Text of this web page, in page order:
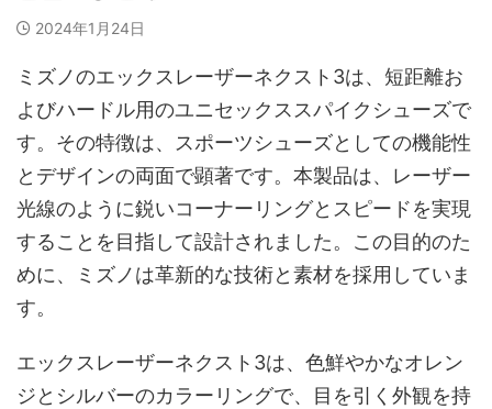
2024年1月24日
ミズノのエックスレーザーネクスト3は、短距離お
よびハードル用のユニセックススパイクシューズで
す。その特徴は、スポーツシューズとしての機能性
とデザインの両面で顕著です。本製品は、レーザー
光線のように鋭いコーナーリングとスピードを実現
することを目指して設計されました。この目的のた
めに、ミズノは革新的な技術と素材を採用していま
す。
エックスレーザーネクスト3は、色鮮やかなオレン
ジとシルバーのカラーリングで、目を引く外観を持